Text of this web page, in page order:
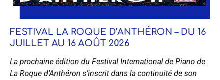
FESTIVAL LA ROQUE D’ANTHÉRON – DU 16
JUILLET AU 16 AOÛT 2026
La prochaine édition du Festival International de Piano de
La Roque d’Anthéron s’inscrit dans la continuité de son